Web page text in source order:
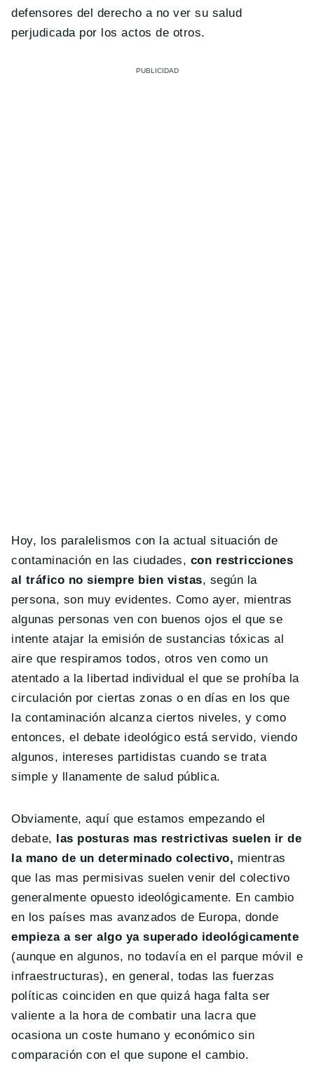
defensores del derecho a no ver su salud
perjudicada por los actos de otros.
Hoy, los paralelismos con la actual situación de
contaminación en las ciudades, con restricciones
al tráfico no siempre bien vistas, según la
persona, son muy evidentes. Como ayer, mientras
algunas personas ven con buenos ojos el que se
intente atajar la emisión de sustancias tóxicas al
aire que respiramos todos, otros ven como un
atentado a la libertad individual el que se prohíba la
circulación por ciertas zonas o en días en los que
la contaminación alcanza ciertos niveles, y como
entonces, el debate ideológico está servido, viendo
algunos, intereses partidistas cuando se trata
simple y llanamente de salud pública.
Obviamente, aquí que estamos empezando el
debate, las posturas mas restrictivas suelen ir de
la mano de un determinado colectivo, mientras
que las mas permisivas suelen venir del colectivo
generalmente opuesto ideológicamente. En cambio
en los países mas avanzados de Europa, donde
empieza a ser algo ya superado ideológicamente
(aunque en algunos, no todavía en el parque móvil e
infraestructuras), en general, todas las fuerzas
políticas coinciden en que quizá haga falta ser
valiente a la hora de combatir una lacra que
ocasiona un coste humano y económico sin
comparación con el que supone el cambio.